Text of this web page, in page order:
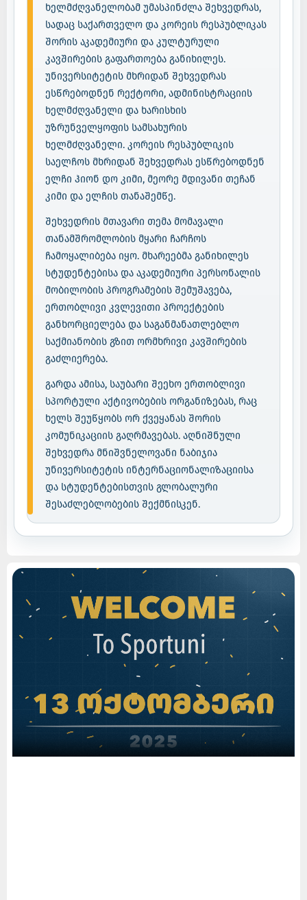
ხელმძღვანელობამ უმასპინძლა შეხვედრას,
სადაც საქართველო და კორეის რესპუბლიკას
შორის აკადემიური და კულტურული
კავშირების გაფართოება განიხილეს.
უნივერსიტეტის მხრიდან შეხვედრას
ესწრებოდნენ რექტორი, ადმინისტრაციის
ხელმძღვანელი და ხარისხის
უზრუნველყოფის სამსახურის
ხელმძღვანელი. კორეის რესპუბლიკის
საელჩოს მხრიდან შეხვედრას ესწრებოდნენ
ელჩი ჰიონ დო კიმი, მეორე მდივანი თეჩან
კიმი და ელჩის თანაშემწე.
შეხვედრის მთავარი თემა მომავალი
თანამშრომლობის მყარი ჩარჩოს
ჩამოყალიბება იყო. მხარეებმა განიხილეს
სტუდენტებისა და აკადემიური პერსონალის
მობილობის პროგრამების შემუშავება,
ერთობლივი კვლევითი პროექტების
განხორციელება და საგანმანათლებლო
საქმიანობის გზით ორმხრივი კავშირების
გაძლიერება.
გარდა ამისა, საუბარი შეეხო ერთობლივი
სპორტული აქტივობების ორგანიზებას, რაც
ხელს შეუწყობს ორ ქვეყანას შორის
კომუნიკაციის გაღრმავებას. აღნიშნული
შეხვედრა მნიშვნელოვანი ნაბიჯია
უნივერსიტეტის ინტერნაციონალიზაციისა
და სტუდენტებისთვის გლობალური
შესაძლებლობების შექმნისკენ.